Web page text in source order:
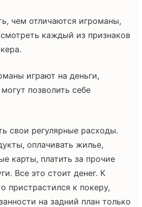
чем отличаются игроманы,
каждый из признаков
играют на деньги,
позволить себе
свои регулярные расходы.
оплачивать жилье,
карты, платить за прочие
Все это стоит денег. К
пристрастился к покеру,
на задний план только